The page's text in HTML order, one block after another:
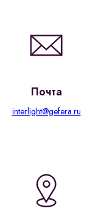
Почта
interlight@gefera.ru